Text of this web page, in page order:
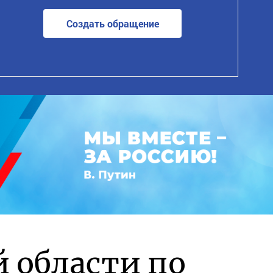
Создать обращение
области по